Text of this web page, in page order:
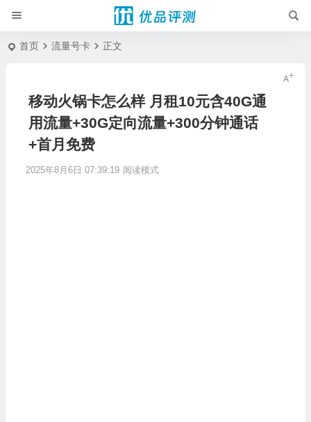
首页 流量号卡 正文
移动火锅卡怎么样 月租10元含40G通
用流量+30G定向流量+300分钟通话
+首月免费
2025年8月6日 07:39:19 阅读模式